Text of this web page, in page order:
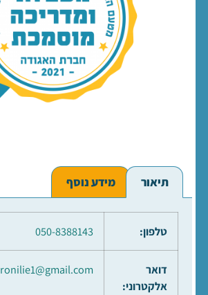
תיאור מידע נוסף
טלפון: 050-8388143
דואר
אלקטרוני:
ronilie1@gmail.com